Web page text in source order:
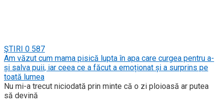
ŞTIRI 0 587
Am văzut cum mama pisică lupta în apa care curgea pentru a-
și salva puii, iar ceea ce a făcut a emoționat și a surprins pe
toată lumea
Nu mi-a trecut niciodată prin minte că o zi ploioasă ar putea
să devină